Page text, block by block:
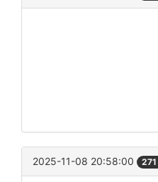
2025-11-08 20:58:00